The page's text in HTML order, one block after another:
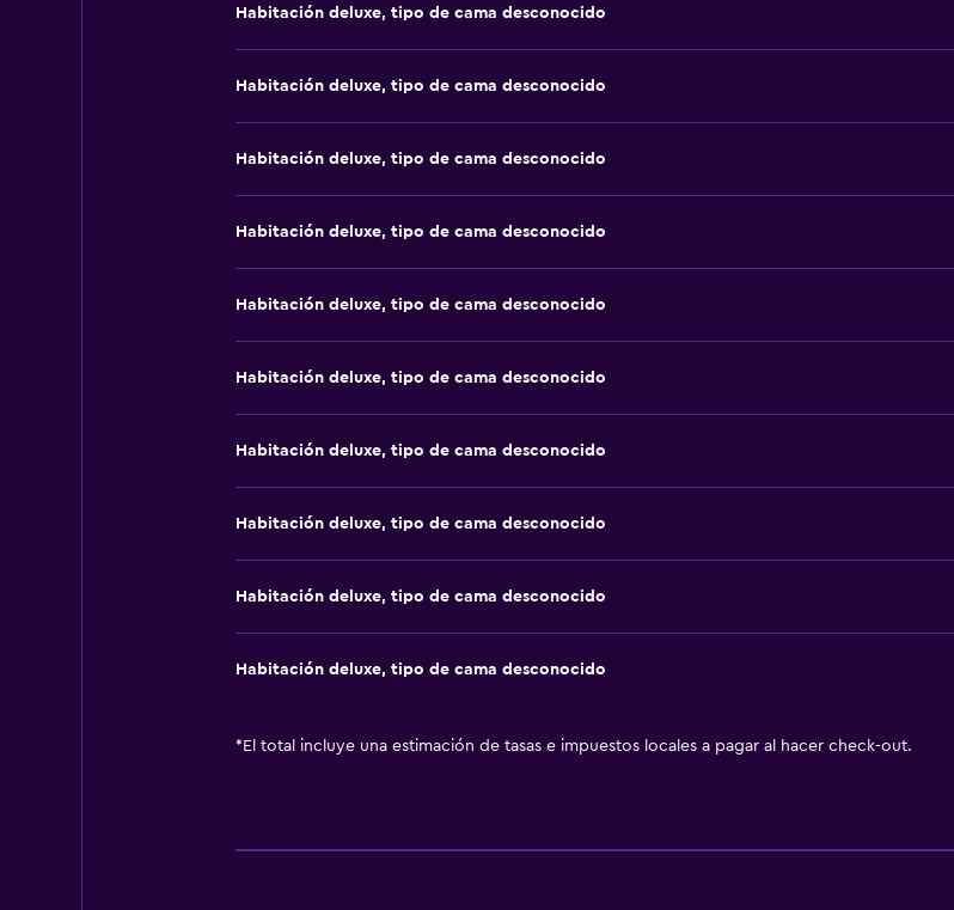
Habitación deluxe, tipo de cama desconocido
Habitación deluxe, tipo de cama desconocido
Habitación deluxe, tipo de cama desconocido
Habitación deluxe, tipo de cama desconocido
Habitación deluxe, tipo de cama desconocido
Habitación deluxe, tipo de cama desconocido
Habitación deluxe, tipo de cama desconocido
Habitación deluxe, tipo de cama desconocido
Habitación deluxe, tipo de cama desconocido
Habitación deluxe, tipo de cama desconocido
* El total incluye una estimación de tasas e impuestos locales a pagar al hacer check-out.